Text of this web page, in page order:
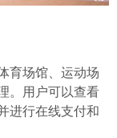
场馆、运动场
。用户可以查看
进行在线支付和